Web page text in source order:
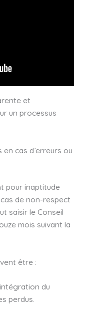
et
un processus
cas d’erreurs ou
pour inaptitude
de non-respect
saisir le Conseil
mois suivant la
être :
du
perdus.